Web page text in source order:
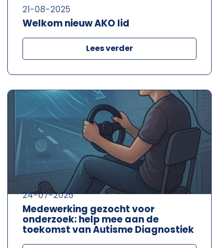
Welkom nieuw AKO lid
21-08-2025
Lees verder
Medewerking gezocht voor
onderzoek: help mee aan de
toekomst van Autisme Diagnostiek
24-07-2025